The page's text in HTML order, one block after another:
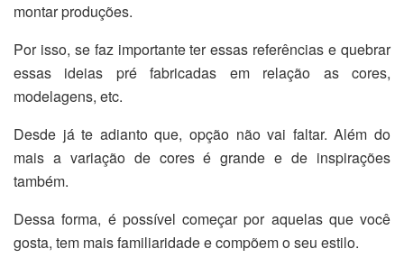
montar produções.
Por isso, se faz importante ter essas referências e quebrar
essas ideias pré fabricadas em relação as cores,
modelagens, etc.
Desde já te adianto que, opção não vai faltar. Além do
mais a variação de cores é grande e de inspirações
também.
Dessa forma, é possível começar por aquelas que você
gosta, tem mais familiaridade e compõem o seu estilo.